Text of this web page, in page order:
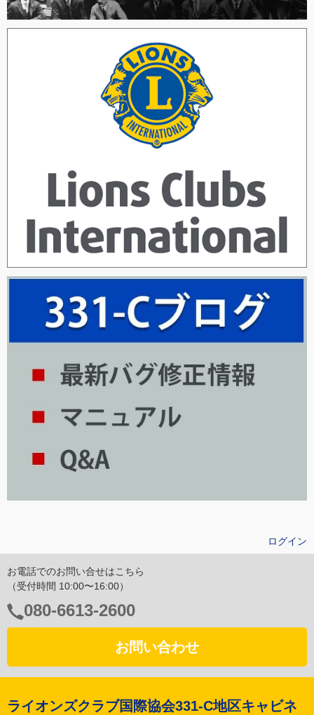
ログイン
お電話でのお問い合せはこちら
（受付時間 10:00〜16:00）
電
話
号：
080-6613-2600
お問い合わせ
ライオンズクラブ国際協会331-C地区キャビネ